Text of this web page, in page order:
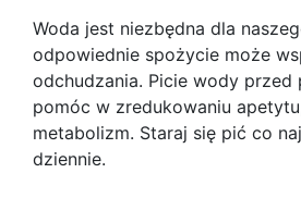
Woda jest niezbędna dla
odpowiednie spożycie może
odchudzania. Picie wody przed
pomóc w zredukowaniu
metabolizm. Staraj się pić co
dziennie.